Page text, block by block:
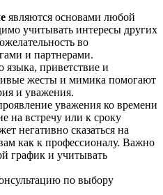
являются основами любой
учитывать интересы других
во
и партнерами.
языка, приветствие и
жесты и мимика помогают
и уважения.
уважения ко времени
на встречу или к сроку
негативно сказаться на
как к профессионалу. Важно
график и учитывать
по выбору